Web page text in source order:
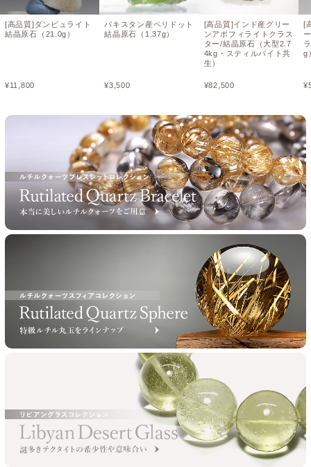
[高品質]ダンビュライト
結晶原石（21.0g）
¥11,800
パキスタン産ペリドット
結晶原石（1.37g）
¥3,500
[高品質]インド産グリー
ンアポフィライトクラス
ター/結晶原石（大型2.7
4kg・スティルバイト共
生）
¥82,500
[
g
¥